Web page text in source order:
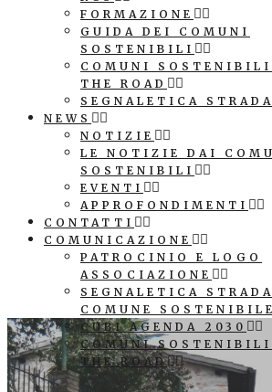
FORMAZIONE
GUIDA DEI COMUNI
SOSTENIBILI
COMUNI SOSTENIBILI
THE ROAD
SEGNALETICA
NEWS
NOTIZIE
LE NOTIZIE DAI
SOSTENIBILI
EVENTI
APPROFONDIMENTI
CONTATTI
COMUNICAZIONE
PATROCINIO E LOGO
ASSOCIAZIONE
SEGNALETICA
COMUNE SOSTENIBILE
CUBI AGENDA 2030
COMUNI SOSTENIBILI
THE ROAD